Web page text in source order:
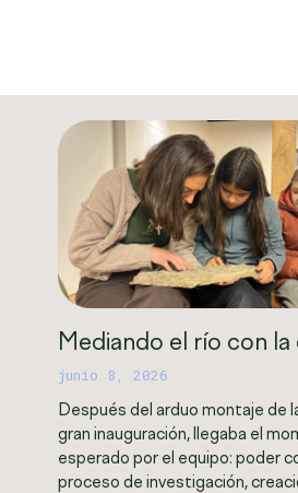
Mediando el río con la
junio 8, 2026
Después del arduo montaje de
gran inauguración, llegaba el
esperado por el equipo: poder
proceso de investigación,